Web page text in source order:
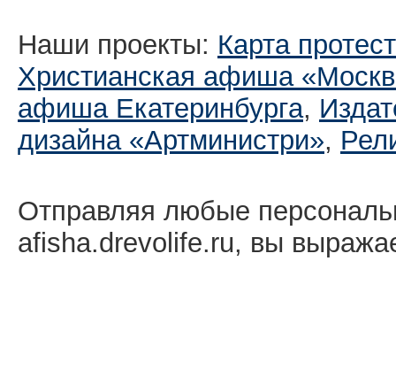
Наши проекты: Карта
Христианская афиша
афиша Екатеринбургa,
дизайна «Артминистри»,
Отправляя любые
afisha.drevolife.ru, вы